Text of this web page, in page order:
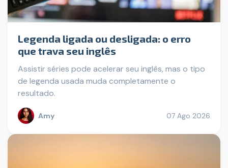
Legenda ligada ou desligada: o erro
que trava seu inglês
Assistir séries pode acelerar seu inglês, mas o tipo
de legenda usada muda completamente o
resultado.
Amy 07 Ago 2026